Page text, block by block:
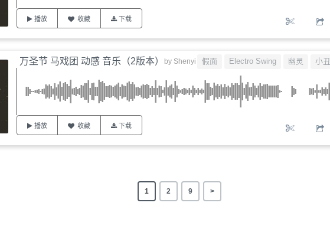
播放 收藏 下载
万圣节 马戏团 动感 音乐（2版本） by Shenyi 假面 Electro Swing 幽灵 小丑
播放 收藏 下载
1 2 9 >